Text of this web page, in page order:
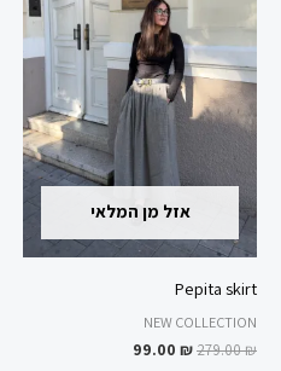
אזל מן המלאי
Pepita skirt
NEW COLLECTION
279.00₪
99.00 ₪
ניתן
לבחור
האפשרויות
בעמוד
המוצר